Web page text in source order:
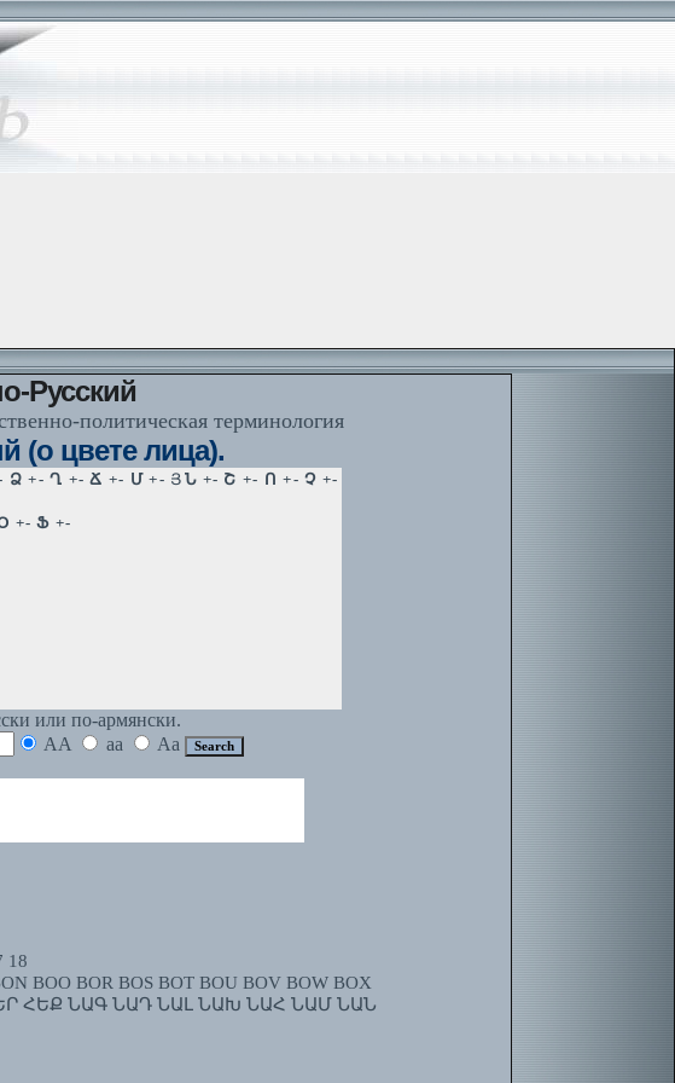
политическая терминология
цвете лица).
или по-армянски.
AA aa
Aa
18
BOO BOR BOS BOT BOU BOV BOW BOX
ՀԵՔ ՆԱԳ ՆԱԴ ՆԱԼ ՆԱԽ ՆԱՀ ՆԱՄ ՆԱՆ